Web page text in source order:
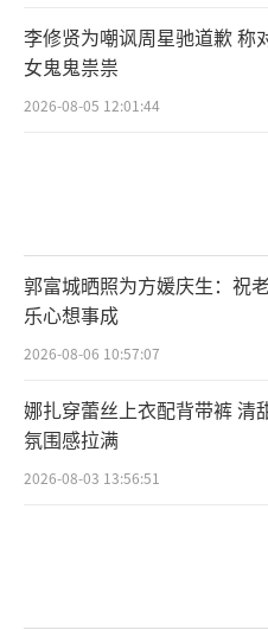
成了看点。他可能自
成了他的标志。也不
趣。娱乐圈最缺的就
员突然忘词，某个嘉
反而让人眼前一亮。
奏，露出一点真实的
剪辑师也学聪明了，
落，反而给特写、慢
亮点。这算一种共
李修贤为嘲讽周星驰道歉 称
女鬼鬼祟祟
2026-08-05 12:01:44
郭富城晒照为方媛庆生：祝
乐心想事成
2026-08-06 10:57:07
娜扎穿蕾丝上衣配背带裤 清
氛围感拉满
2026-08-03 13:56:51